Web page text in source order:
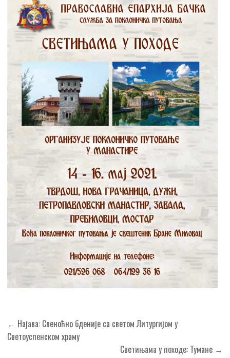
Кретање
чланка
← Најава: Свеноћно бденије са светом Литургијом у
Светоуспенском храму
Светињама у походе: Тумане →